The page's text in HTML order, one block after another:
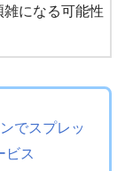
雑になる可能性
でスプレッ
ビス